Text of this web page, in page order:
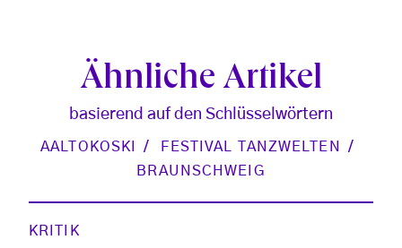
Ähnliche Artikel
basierend auf den Schlüsselwörtern
AALTOKOSKI
FESTIVAL TANZWELTEN
BRAUNSCHWEIG
KRITIK